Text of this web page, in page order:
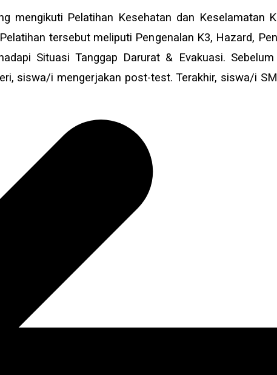
mengikuti Pelatihan Kesehatan dan Keselamatan
Pelatihan tersebut meliputi Pengenalan K3, Hazard,
Situasi Tanggap Darurat & Evakuasi.
siswa/i mengerjakan post-test. Terakhir, siswa/i